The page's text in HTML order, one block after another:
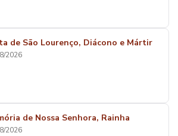
de São Lourenço, Diácono e Mártir
2026
de Nossa Senhora, Rainha
2026